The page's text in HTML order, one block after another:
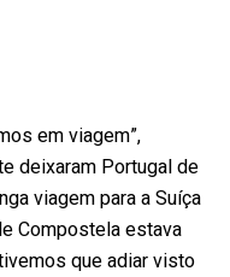
em viagem”,
deixaram Portugal de
viagem para a Suíça
Compostela estava
que adiar visto